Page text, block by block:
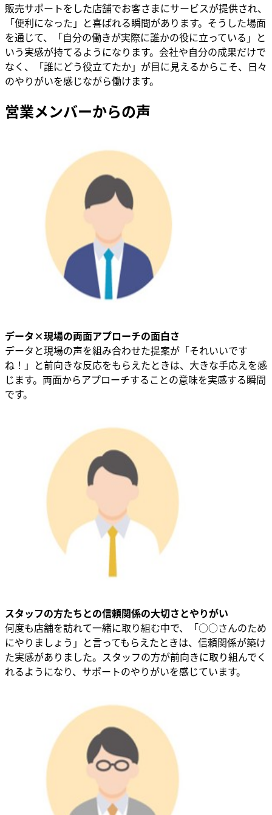
販売サポートをした店舗でお客さまにサービスが提供され、
「便利になった」と喜ばれる瞬間があります。そうした場面
を通じて、「自分の働きが実際に誰かの役に立っている」と
いう実感が持てるようになります。会社や自分の成果だけで
なく、「誰にどう役立てたか」が目に見えるからこそ、日々
のやりがいを感じながら働けます。
営業メンバーからの声
データ×現場の両面アプローチの面白さ
データと現場の声を組み合わせた提案が「それいいです
ね！」と前向きな反応をもらえたときは、大きな手応えを感
じます。両面からアプローチすることの意味を実感する瞬間
です。
スタッフの方たちとの信頼関係の大切さとやりがい
何度も店舗を訪れて一緒に取り組む中で、「○○さんのため
にやりましょう」と言ってもらえたときは、信頼関係が築け
た実感がありました。スタッフの方が前向きに取り組んでく
れるようになり、サポートのやりがいを感じています。